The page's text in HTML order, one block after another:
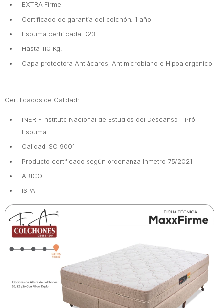
EXTRA Firme
Certificado de garantía del colchón: 1 año
Espuma certificada D23
Hasta 110 Kg.
Capa protectora Antiácaros, Antimicrobiano e Hipoalergénico
Certificados de Calidad:
INER - Instituto Nacional de Estudios del Descanso - Pró
Espuma
Calidad ISO 9001
Producto certificado según ordenanza Inmetro 75/2021
ABICOL
ISPA